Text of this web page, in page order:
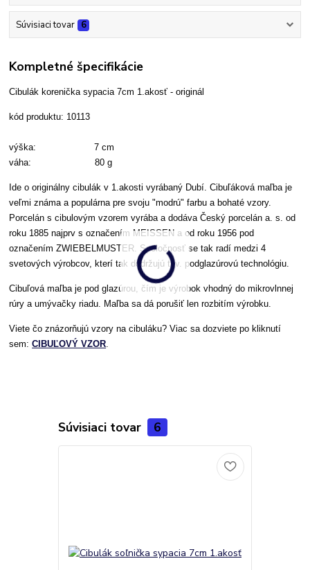
Súvisiaci tovar 6
Kompletné špecifikácie
Cibulák korenička sypacia 7cm 1.akosť - originál
kód produktu: 10113
výška: 7 cm
váha: 80 g
Ide o originálny cibulák v 1.akosti vyrábaný Dubí. Cibuľáková maľba je
veľmi známa a populárna pre svoju "modrú" farbu a bohaté vzory.
Porcelán s cibulovým vzorem vyrába a dodáva Český porcelán a. s. od
roku 1885 najprv s označením MEISSEN a od roku 1956 pod
označením ZWIEBELMUSTER. Spoločnosť se tak radí medzi 4
svetových výrobcov, kterí tak dodržujú tzv. podglazúrovú technológiu.
Cibuľová maľba je pod glazúrou, čím je výrobok vhodný do mikrovlnnej
rúry a umývačky riadu. Maľba sa dá porušiť len rozbitím výrobku.
Viete čo znázorňujú vzory na cibuláku? Viac sa dozviete po kliknutí
sem:CIBUĽOVÝ VZOR
Súvisiaci tovar 6